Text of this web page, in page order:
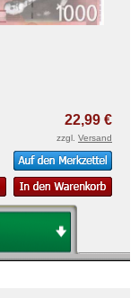
22,99 €
zzgl. Versand